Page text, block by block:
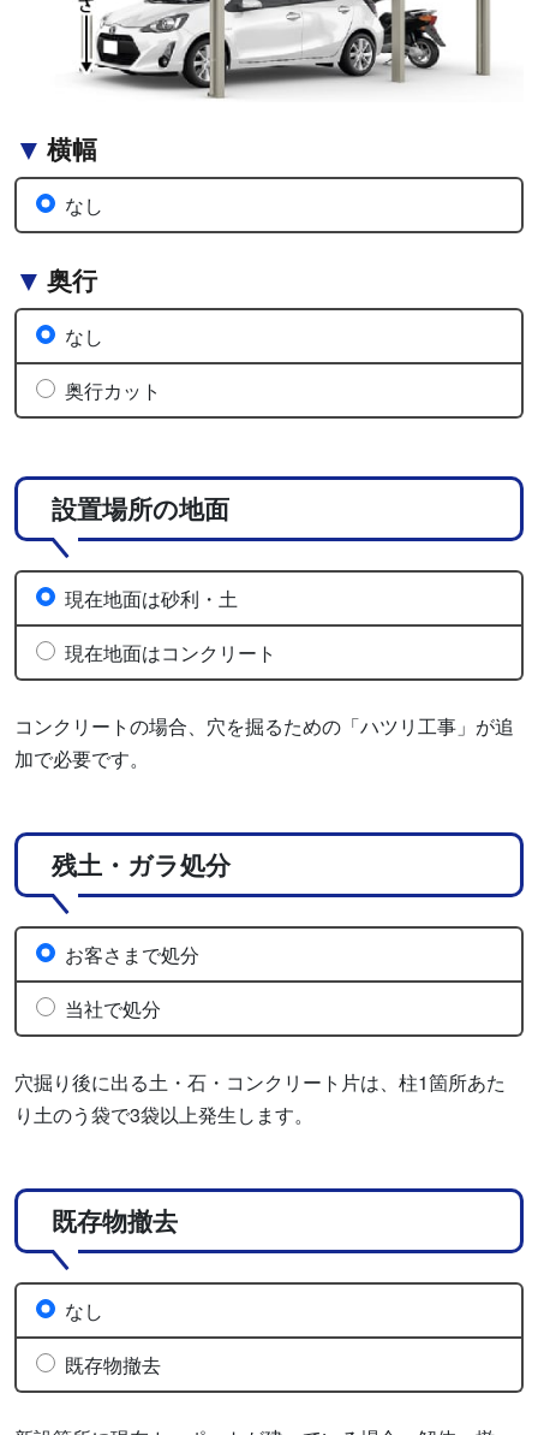
横幅
なし
奥行
なし
奥行カット
設置場所の地面
コンクリートの場合、穴を掘るための「ハツリ工事」が追
加で必要です。
現在地面は砂利・土
現在地面はコンクリート
残土・ガラ処分
穴掘り後に出る土・石・コンクリート片は、柱1箇所あた
り土のう袋で3袋以上発生します。
お客さまで処分
当社で処分
既存物撤去
なし
既存物撤去